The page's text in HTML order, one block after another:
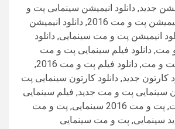
جدید, دانلود انیمیشن سینمایی پت و
مت 2016, دانلود انیمیشن پت و مت 2016, دانلود انیمیشن
انیمیشن پت و مت سینمایی, دانلود
مت, دانلود فیلم سینمایی پت و مت
2016, دانلود فیلم پت و مت, دانلود فیلم پت و مت 2016,
کارتون جدید, دانلود کارتون سینمایی پت
سینمایی پت و مت جدید, فیلم سینمایی
پت و مت, پت و مت, پت و مت 2016 سینمایی, پت و مت
سینمایی, پت و مت سینمایی